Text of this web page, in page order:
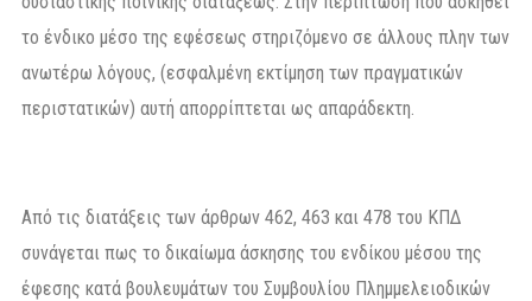
το ένδικο μέσο της εφέσεως στηριζόμενο σε άλλους πλην των
ανωτέρω λόγους, (εσφαλμένη εκτίμηση των πραγματικών
περιστατικών) αυτή απορρίπτεται ως απαράδεκτη.
Από τις διατάξεις των άρθρων 462, 463 και 478 του ΚΠΔ
συνάγεται πως το δικαίωμα άσκησης του ενδίκου μέσου της
έφεσης κατά βουλευμάτων του Συμβουλίου Πλημμελειοδικών